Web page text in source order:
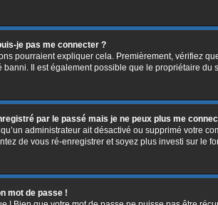
je pas me connecter ?
pourraient expliquer cela. Premièrement, vérifiez
banni. Il est également possible que le propriétaire
par le passé mais je ne peux plus me
qu’un administrateur ait désactivé ou supprimé votre
de vous ré-enregistrer et soyez plus investi sur le
mot de passe !